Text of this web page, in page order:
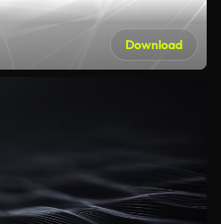
Download